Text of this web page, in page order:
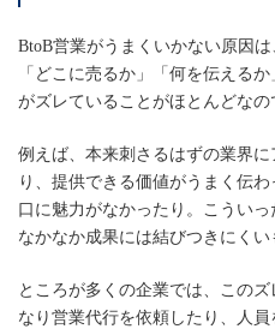
BtoB営業がうまくいかない原因は
「どこに売るか」「何を伝える
がズレていることがほとんどなの
例えば、本来刺さるはずの業界
り、提供できる価値がうまく伝
口に魅力がなかったり。こういっ
なかなか成果には結びつきにくい
ところが多くの企業では、この
なり営業代行を依頼したり、人